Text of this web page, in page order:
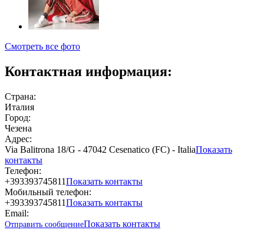
Смотреть все фото
Контактная информация:
Страна:
Италия
Город:
Чезена
Адрес:
Via Balitrona 18/G - 47042 Cesenatico (FC) - ItaliaПоказать
контакты
Телефон:
+393393745811Показать контакты
Мобильный телефон:
+393393745811Показать контакты
Email:
Отправить сообщениеПоказать контакты